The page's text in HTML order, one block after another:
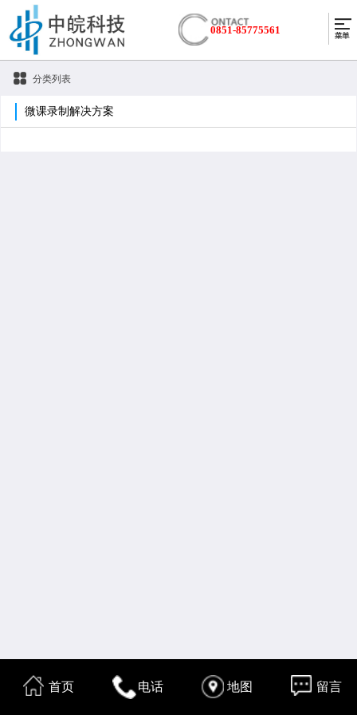
0851-85775561
分类列表
微课录制解决方案
首页 电话 地图 留言